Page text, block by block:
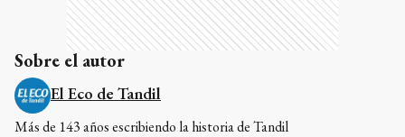
Sobre el autor
El Eco de Tandil
Más de 143 años escribiendo la historia de Tandil